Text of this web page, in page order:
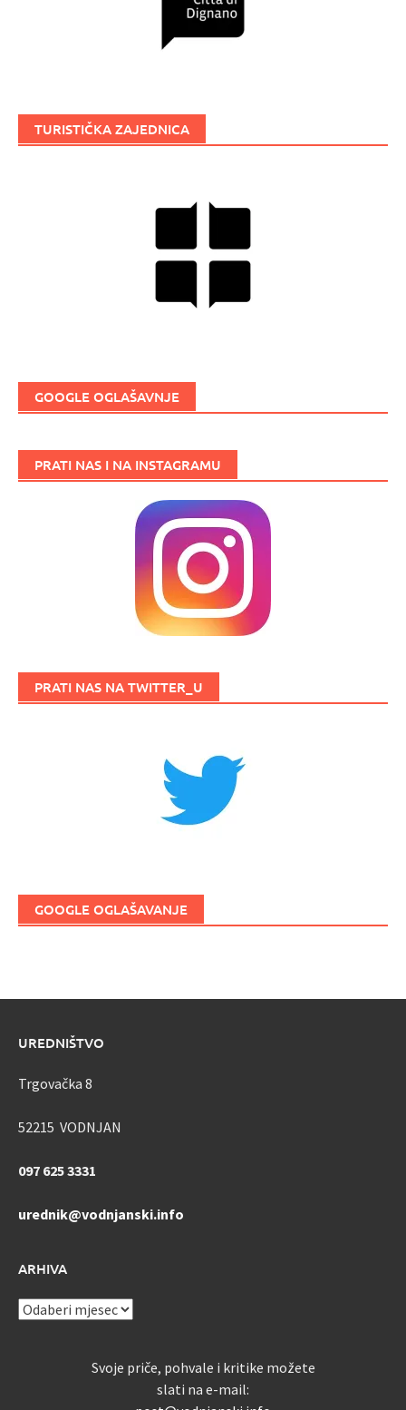
TURISTIČKA ZAJEDNICA
GOOGLE OGLAŠAVNJE
PRATI NAS I NA INSTAGRAMU
PRATI NAS NA TWITTER_U
GOOGLE OGLAŠAVANJE
UREDNIŠTVO
Trgovačka 8
52215 VODNJAN
097 625 3331
urednik@vodnjanski.info
ARHIVA
ARHIVA
Svoje priče, pohvale i kritike možete
slati na e-mail: